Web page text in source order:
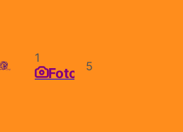
1
Fotografie
5